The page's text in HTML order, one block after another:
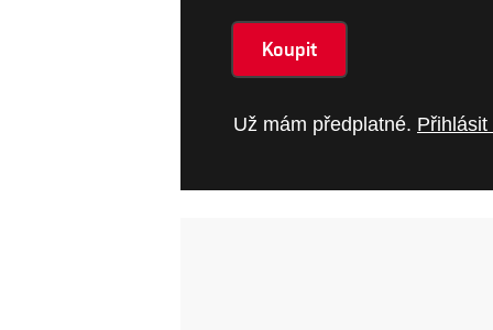
Koupit
Už mám předplatné. Přihlásit